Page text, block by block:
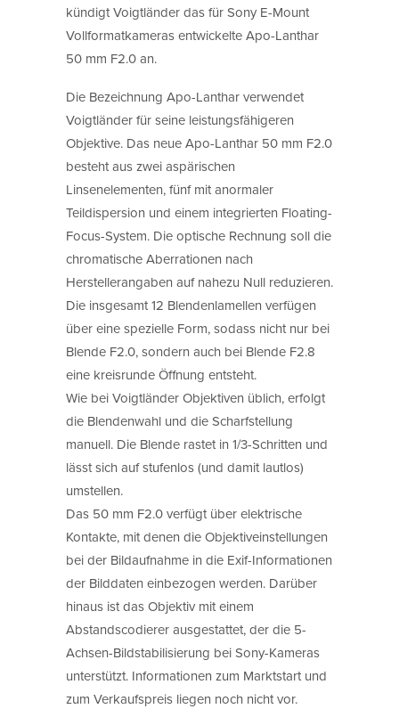
kündigt Voigtländer das für Sony E-Mount
Vollformatkameras entwickelte Apo-Lanthar
50 mm F2.0 an.
Die Bezeichnung Apo-Lanthar verwendet
Voigtländer für seine leistungsfähigeren
Objektive. Das neue Apo-Lanthar 50 mm F2.0
besteht aus zwei aspärischen
Linsenelementen, fünf mit anormaler
Teildispersion und einem integrierten Floating-
Focus-System. Die optische Rechnung soll die
chromatische Aberrationen nach
Herstellerangaben auf nahezu Null reduzieren.
Die insgesamt 12 Blendenlamellen verfügen
über eine spezielle Form, sodass nicht nur bei
Blende F2.0, sondern auch bei Blende F2.8
eine kreisrunde Öffnung entsteht.
Wie bei Voigtländer Objektiven üblich, erfolgt
die Blendenwahl und die Scharfstellung
manuell. Die Blende rastet in 1/3-Schritten und
lässt sich auf stufenlos (und damit lautlos)
umstellen.
Das 50 mm F2.0 verfügt über elektrische
Kontakte, mit denen die Objektiveinstellungen
bei der Bildaufnahme in die Exif-Informationen
der Bilddaten einbezogen werden. Darüber
hinaus ist das Objektiv mit einem
Abstandscodierer ausgestattet, der die 5-
Achsen-Bildstabilisierung bei Sony-Kameras
unterstützt. Informationen zum Marktstart und
zum Verkaufspreis liegen noch nicht vor.